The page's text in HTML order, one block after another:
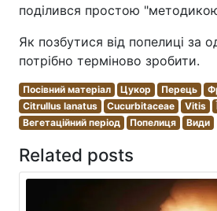
поділився простою
Як позбутися від попелиці за
потрібно терміново зробити.
Посівний матеріал Цукор Перець
Citrullus lanatus
Cucurbitaceae Vitis
Вегетаційний період
Попелиця Види
Related posts